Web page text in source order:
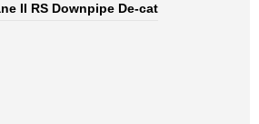
II RS Downpipe De-cat